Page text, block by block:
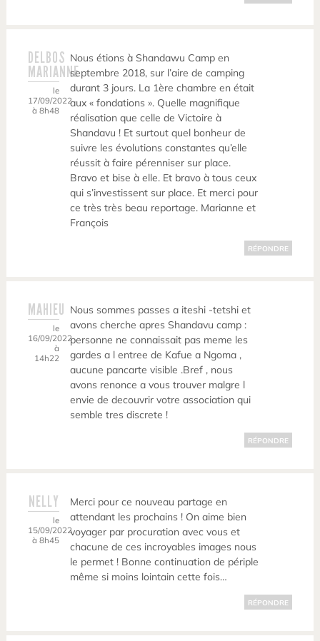
DELBOS
MARIANNE
le
17/09/2022
à 8h48
Nous étions à Shandawu Camp en
septembre 2018, sur l’aire de camping
durant 3 jours. La 1ère chambre en était
aux « fondations ». Quelle magnifique
réalisation que celle de Victoire à
Shandavu ! Et surtout quel bonheur de
suivre les évolutions constantes qu’elle
réussit à faire pérenniser sur place.
Bravo et bise à elle. Et bravo à tous ceux
qui s’investissent sur place. Et merci pour
ce très très beau reportage. Marianne et
François
RÉPONDRE
MAHIEU
le
16/09/2022
à
14h22
Nous sommes passes a iteshi -tetshi et
avons cherche apres Shandavu camp :
personne ne connaissait pas meme les
gardes a l entree de Kafue a Ngoma ,
aucune pancarte visible .Bref , nous
avons renonce a vous trouver malgre l
envie de decouvrir votre association qui
semble tres discrete !
RÉPONDRE
NELLY
le
15/09/2022
à 8h45
Merci pour ce nouveau partage en
attendant les prochains ! On aime bien
voyager par procuration avec vous et
chacune de ces incroyables images nous
le permet ! Bonne continuation de périple
même si moins lointain cette fois…
RÉPONDRE